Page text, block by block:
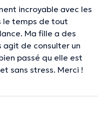
incroyable avec les
le temps de tout
Ma fille a des
agit de consulter un
passé qu elle est
sans stress. Merci !